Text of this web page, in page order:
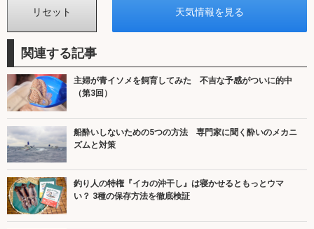
関連する記事
主婦が青イソメを飼育してみた 不吉な予感がついに的中
（第3回）
船酔いしないための5つの方法 専門家に聞く酔いのメカニ
ズムと対策
釣り人の特権『イカの沖干し』は寝かせるともっとウマ
い？ 3種の保存方法を徹底検証